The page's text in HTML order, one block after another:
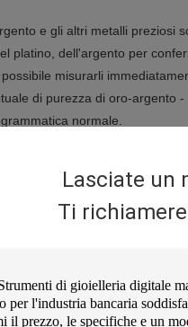
Lasciate un
Ti
e gli altri metalli preziosi
platino, dell'argento per
misurarli
di purezza di oro-argento
normale.
dell'acqua.
completato
PC e stampante.
e
((norma europea)
42,5cm X larghezza 17,5cm